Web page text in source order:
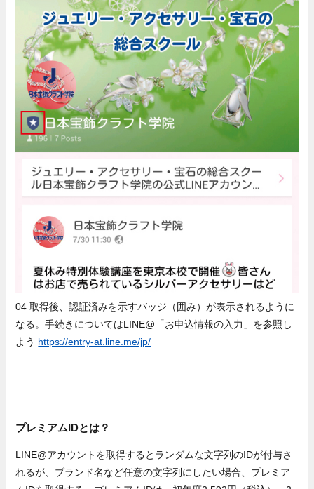
04 取得後、認証済みを示すバッジ（囲み）が表示されるように
なる。手続きについてはLINE@「お申込情報の入力」を参照し
よう https://entry-at.line.me/jp/
プレミアムIDとは？
LINE@アカウントを取得するとランダムな文字列のIDが付与さ
れるが、ブランド名など任意の文字列にしたい場合、プレミア